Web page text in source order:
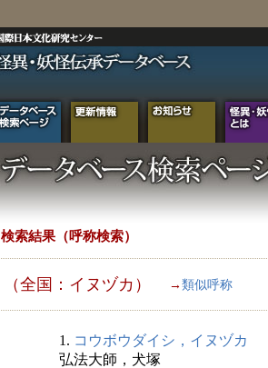
検索結果（呼称検索）
（全国：イヌヅカ） → 類似呼称
1. コウボウダイシ，イヌヅカ
弘法大師，犬塚